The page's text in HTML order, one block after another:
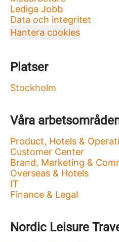
Lediga Jobb
Data och integritet
Hantera cookies
Platser
Stockholm
Våra
Product, Hotels &
Customer Center
Brand, Marketing &
Overseas & Hotels
IT
Finance & Legal
Nordic Leisure